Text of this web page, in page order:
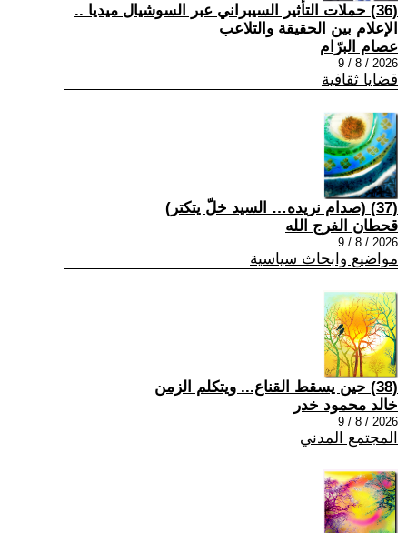
(36) حملات التأثير السيبراني عبر السوشيال ميديا ..
الإعلام بين الحقيقة والتلاعب
عصام البرّام
2026 / 8 / 9
قضايا ثقافية
(37) (صدام نريده… السيد خلّ يتكتر)
قحطان الفرج الله
2026 / 8 / 9
مواضيع وابحاث سياسية
(38) حين يسقط القناع... ويتكلم الزمن
خالد محمود خدر
2026 / 8 / 9
المجتمع المدني